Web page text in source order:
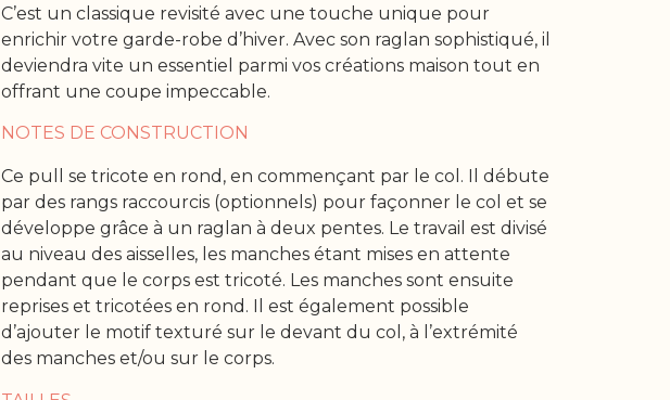
C’est un classique revisité avec une touche unique pour
enrichir votre garde-robe d’hiver. Avec son raglan sophistiqué, il
deviendra vite un essentiel parmi vos créations maison tout en
offrant une coupe impeccable.
NOTES DE CONSTRUCTION
Ce pull se tricote en rond, en commençant par le col. Il débute
par des rangs raccourcis (optionnels) pour façonner le col et se
développe grâce à un raglan à deux pentes. Le travail est divisé
au niveau des aisselles, les manches étant mises en attente
pendant que le corps est tricoté. Les manches sont ensuite
reprises et tricotées en rond. Il est également possible
d’ajouter le motif texturé sur le devant du col, à l’extrémité
des manches et/ou sur le corps.